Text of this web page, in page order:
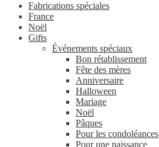
Fabrications spéciales
France
Noël
Gifts
Événements spéciaux
Bon rétablissement
Fête des mères
Anniversaire
Halloween
Mariage
Noël
Pâques
Pour les condoléances
Pour une naissance